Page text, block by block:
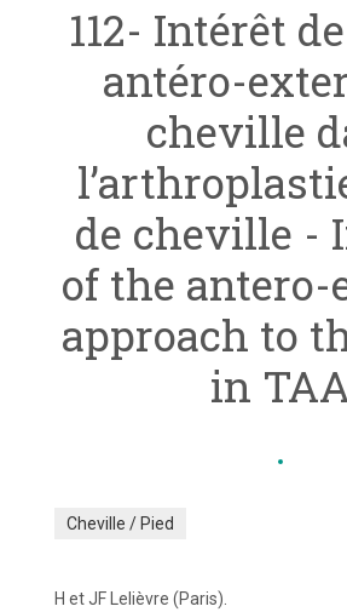
112- Intérêt
antéro-
cheville
de cheville -
of the
approach to
in
Cheville / Pied
H et JF Lelièvre (Paris).